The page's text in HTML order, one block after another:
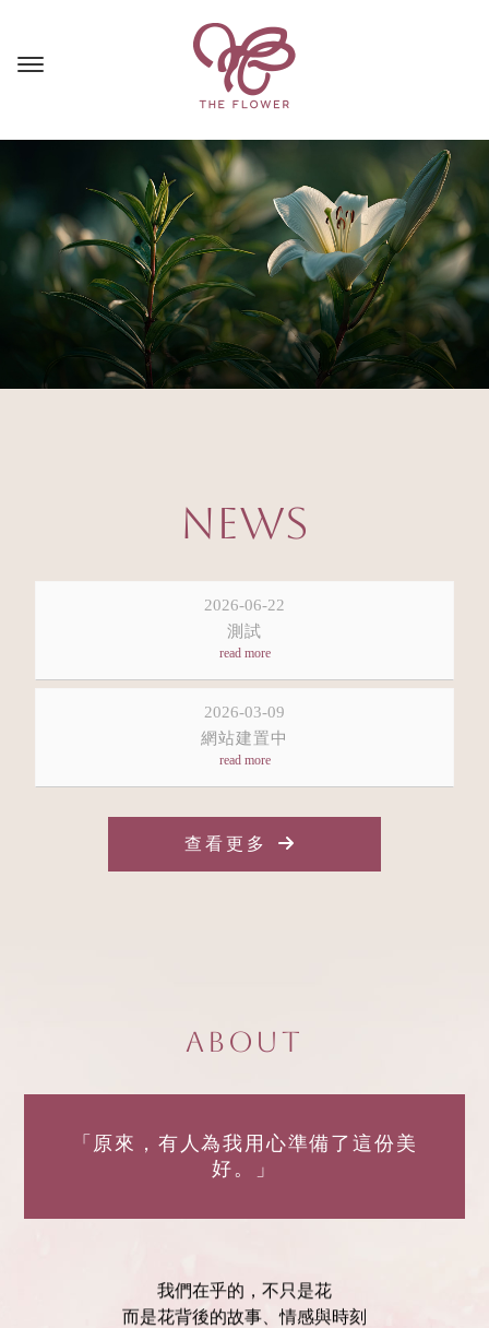
NEWS
2026-06-22
測試
2026-03-09
網站建置中
查看更多
About
「原來，有人為我用心準備了這份美
好。」
我們在乎的，不只是花
而是花背後的故事、情感與時刻